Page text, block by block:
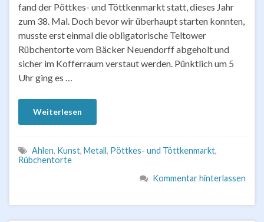
fand der Pöttkes- und Töttkenmarkt statt, dieses Jahr
zum 38. Mal. Doch bevor wir überhaupt starten konnten,
musste erst einmal die obligatorische Teltower
Rübchentorte vom Bäcker Neuendorff abgeholt und
sicher im Kofferraum verstaut werden. Pünktlich um 5
Uhr ging es …
Weiterlesen
Ahlen, Kunst, Metall, Pöttkes- und Töttkenmarkt,
Rübchentorte
Kommentar hinterlassen